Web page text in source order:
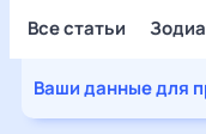
Все статьи
Ваши данные для